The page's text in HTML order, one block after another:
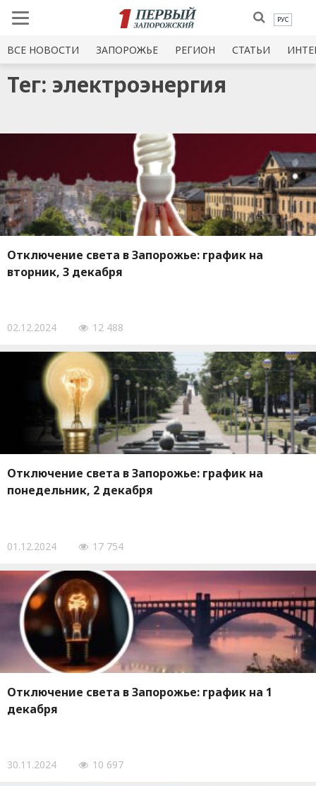
РУС
ВСЕ НОВОСТИ ЗАПОРОЖЬЕ РЕГИОН СТАТЬИ
Тег: электроэнергия
Отключение света в Запорожье: график на
вторник, 3 декабря
02.12.2024 12 488
Отключение света в Запорожье: график на
понедельник, 2 декабря
01.12.2024 17 754
Отключение света в Запорожье: график на 1
декабря
30.11.2024 10 697